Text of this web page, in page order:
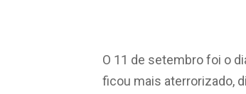
O 11 de setembro foi o
ficou mais aterrorizado,